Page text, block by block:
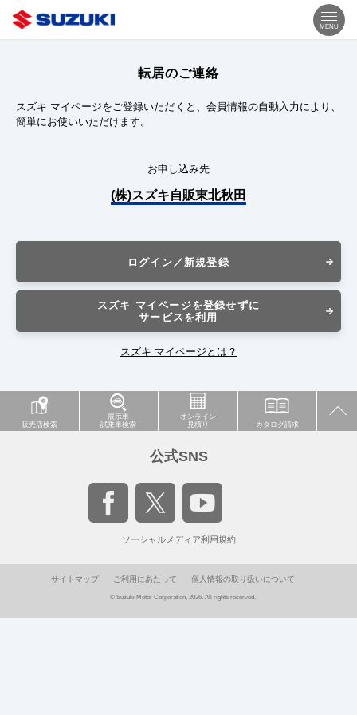
MENU
転居のご連絡
スズキ マイページをご登録いただくと、会員情報の自動入力により、
簡単にお使いいただけます。
お申し込み先
(株)スズキ自販東北秋田
ログイン／新規登録
スズキ マイページを登録せずに
サービスを利用
スズキ マイページとは？
販売店検索
展示車
試乗車検索
オンライン
見積り
カタログ請求
公式SNS
ソーシャルメディア利用規約
サイトマップ ご利用にあたって 個人情報の取り扱いについて
© Suzuki Motor Corporation, 2026. All rights reserved.